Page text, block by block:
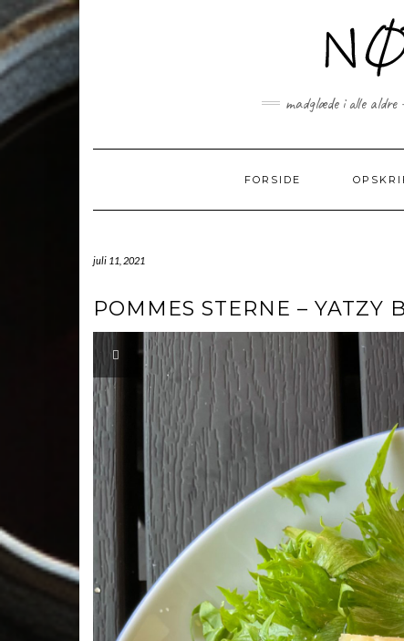
to
content
madglæde i alle
FORSIDE
juli 11, 2021
POMMES STERNE – YATZY